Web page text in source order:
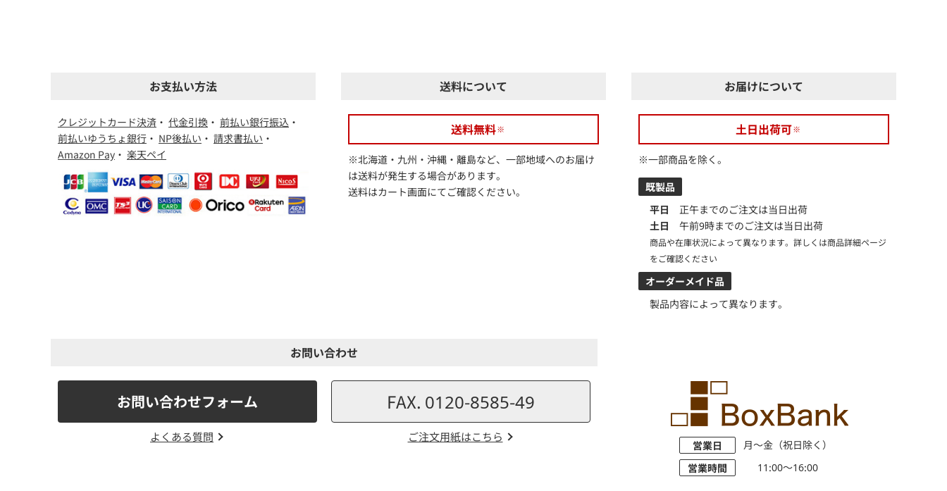
お支払い方法
クレジットカード決済 ・ 代金引換 ・ 前払い銀行振込 ・
前払いゆうちょ銀行 ・ NP後払い ・ 請求書払い ・
Amazon Pay ・ 楽天ペイ
送料について
送料無料
※北海道・九州・沖縄・離島など、一部地域へのお届け
は送料が発生する場合があります。
送料はカート画面にてご確認ください。
お届けについて
土日出荷可
※一部商品を除く。
既製品
平日 正午までのご注文は当日出荷
土日 午前9時までのご注文は当日出荷
商品や在庫状況によって異なります。詳しくは商品詳細ページ
をご確認ください
オーダーメイド品
製品内容によって異なります。
お問い合わせ
お問い合わせフォーム
よくある質問
FAX. 0120-8585-49
ご注文用紙はこちら
営業日
月～金（祝日除く）
営業時間
11:00～16:00